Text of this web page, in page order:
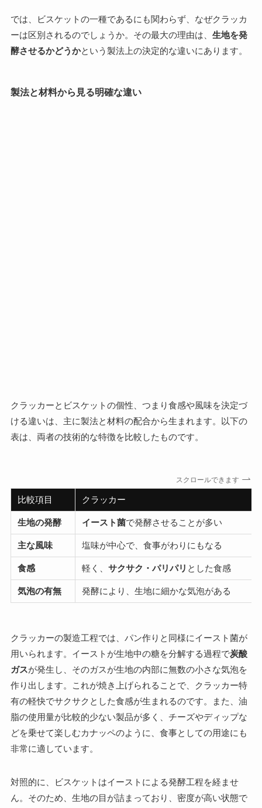
では、ビスケットの一種であるにも関わらず、なぜクラッカ
ーは区別されるのでしょうか。その最大の理由は、 生地を発
酵させるかどうかという製法上の決定的な違いにあります。
製法と材料から見る明確な違い
クラッカーとビスケットの個性、つまり食感や風味を決定づ
ける違いは、主に製法と材料の配合から生まれます。以下の
表は、両者の技術的な特徴を比較したものです。
スクロールできます
比較項目 クラッカー
生地の発酵 イースト菌で発酵させることが多い
主な風味 塩味が中心で、食事がわりにもなる
食感 軽く、サクサク・パリパリ とした食感
気泡の有無 発酵により、生地に細かな気泡がある
クラッカーの製造工程では、パン作りと同様にイースト菌が
用いられます。イーストが生地中の糖を分解する過程で炭酸
ガスが発生し、そのガスが生地の内部に無数の小さな気泡を
作り出します。これが焼き上げられることで、クラッカー特
有の軽快でサクサクとした食感が生まれるのです。また、油
脂の使用量が比較的少ない製品が多く、チーズやディップな
どを乗せて楽しむカナッペのように、食事としての用途にも
非常に適しています。
対照的に、ビスケットはイーストによる発酵工程を経ませ
ん。そのため、生地の目が詰まっており、密度が高い状態で